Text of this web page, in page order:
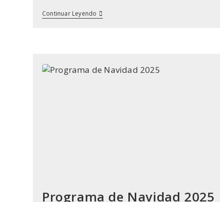
Continuar Leyendo Concierto
De
Programa de Navidad 2025